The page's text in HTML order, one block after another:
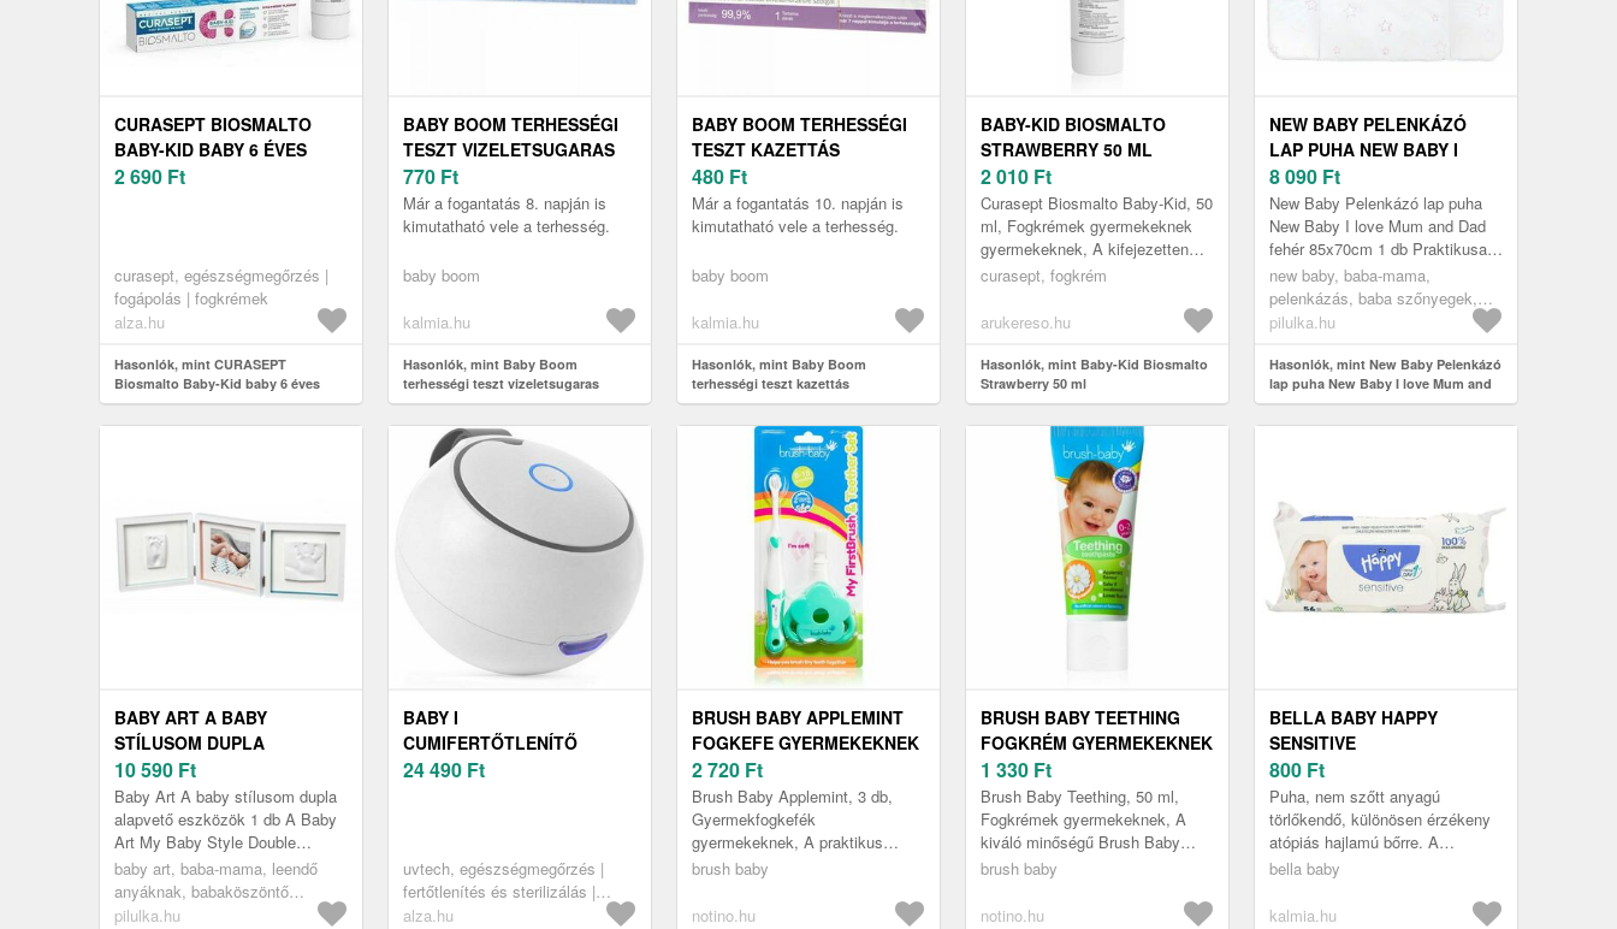
CURASEPT BIOSMALTO
BABY-KID BABY 6 ÉVES
KORIG EPER 50 ML
2 690 Ft
curasept, egészségmegőrzés |
fogápolás | fogkrémek
alza.hu
Hasonlók, mint CURASEPT
Biosmalto Baby-Kid baby 6 éves
korig Eper 50 ml
BABY BOOM TERHESSÉGI
TESZT VIZELETSUGARAS
770 Ft
Már a fogantatás 8. napján is
kimutatható vele a terhesség.
baby boom
kalmia.hu
Hasonlók, mint Baby Boom
terhességi teszt vizeletsugaras
BABY BOOM TERHESSÉGI
TESZT KAZETTÁS
480 Ft
Már a fogantatás 10. napján is
kimutatható vele a terhesség.
baby boom
kalmia.hu
Hasonlók, mint Baby Boom
terhességi teszt kazettás
BABY-KID BIOSMALTO
STRAWBERRY 50 ML
2 010 Ft
Curasept Biosmalto Baby-Kid, 50
ml, Fogkrémek gyermekeknek
gyermekeknek, A kifejezetten
gyermekeknek kifejlesztett
fogk...
curasept, fogkrém
arukereso.hu
Hasonlók, mint Baby-Kid Biosmalto
Strawberry 50 ml
NEW BABY PELENKÁZÓ
LAP PUHA NEW BABY I
LOVE MUM AND DAD
FEHÉR 85X70CM 1 DB
8 090 Ft
New Baby Pelenkázó lap puha
New Baby I love Mum and Dad
fehér 85x70cm 1 db Praktikusan
formázott, vízálló, műanyag
pelenkázó lap. Csillagokkal és
f...
new baby, baba-mama,
pelenkázás, baba szőnyegek,
pelenkázólapok pelenkázó
pilulka.hu
Hasonlók, mint New Baby Pelenkázó
lap puha New Baby I love Mum and
Dad fehér 85x70cm 1 db
BABY ART A BABY
STÍLUSOM DUPLA
ALAPVETŐ ESZKÖZÖK 1 DB
10 590 Ft
Baby Art A baby stílusom dupla
alapvető eszközök 1 db A Baby
Art My Baby Style Double
Essentials keret három különálló
teret kínál a baba fényképéh...
baby art, baba-mama, leendő
anyáknak, babaköszöntő
ajándékok
pilulka.hu
BABY I
CUMIFERTŐTLENÍTŐ
24 490 Ft
uvtech, egészségmegőrzés |
fertőtlenítés és sterilizálás |
sterilizálók
alza.hu
BRUSH BABY APPLEMINT
FOGKEFE GYERMEKEKNEK
3 DB
2 720 Ft
Brush Baby Applemint, 3 db,
Gyermekfogkefék
gyermekeknek, A praktikus
Brush Baby Applemint
fogai egészségét és szépsé...
brush baby
notino.hu
BRUSH BABY TEETHING
FOGKRÉM GYERMEKEKNEK
50 ML
1 330 Ft
Brush Baby Teething, 50 ml,
Fogkrémek gyermekeknek, A
kiváló minőségű Brush Baby
Teething fogkrém gondoskodik a
ápol...
brush baby
notino.hu
BELLA BABY HAPPY
SENSITIVE
BABATÖRLŐKENDŐ 56 DB
800 Ft
Puha, nem szőtt anyagú
törlőkendő, különösen érzékeny
atópiás hajlamú bőrre. A
gondosan válogatott
gyengéden tisztítja é...
bella baby
kalmia.hu